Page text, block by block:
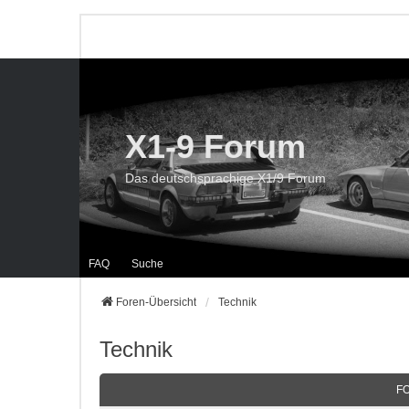
FAQ Suche
X1-9 Forum
Das deutschsprachige X1/9 Forum
Foren-Übersicht Technik
Technik